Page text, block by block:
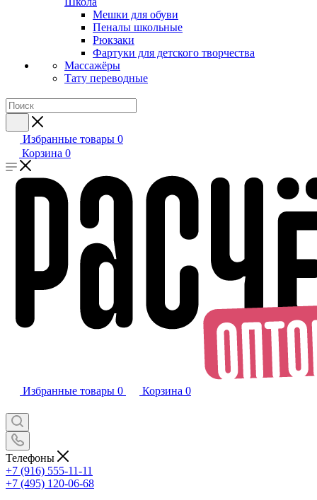
Мешки для обуви
Пеналы школьные
Рюкзаки
Фартуки для детского творчества
Массажёры
Тату переводные
Избранные товары 0
Корзина 0
Избранные товары 0 Корзина 0
Телефоны
+7 (916) 555-11-11
+7 (495) 120-06-68